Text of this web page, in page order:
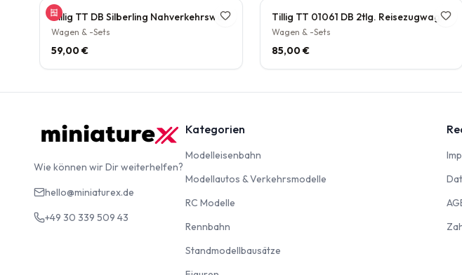
Tillig TT DB Silberling Nahverkehrswagen 1./2. Klasse Personenwagen IV AB4n DR Press Museum IV
Wagen & -Sets
59,00 €
Tillig TT 01061 DB 2tlg. Reisezugwagenset Umbauwagen Grün Epoche IV 2. Klasse
Wagen & -Sets
85,00 €
Wie können wir Dir weiterhelfen?
hello@miniaturex.de
+49 30 339 509 43
Kategorien
Modelleisenbahn
Modellautos & Verkehrsmodelle Modellautos &
RC Modelle
Rennbahn
Standmodellbausätze